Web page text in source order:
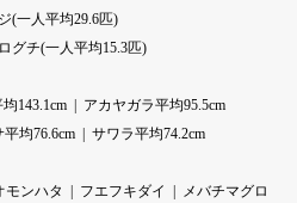
(一人平均29.6匹)
グチ(一人平均15.3匹)
143.1cm
アカヤガラ平均95.5cm
平均76.6cm
サワラ平均74.2cm
モンハタ フエフキダイ
メバチマグロ